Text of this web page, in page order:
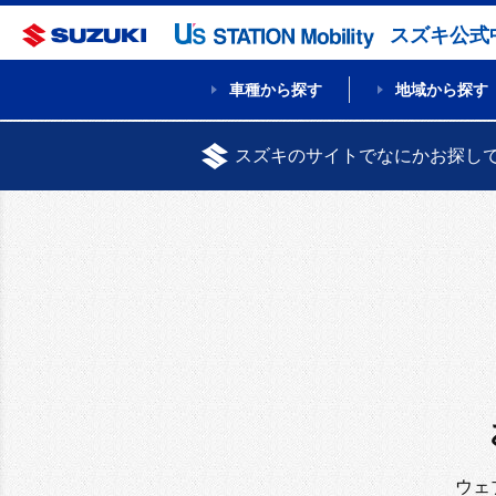
スズキ公式
車種から探す 地域から探す
スズキのサイトでなにかお探し
ウェ